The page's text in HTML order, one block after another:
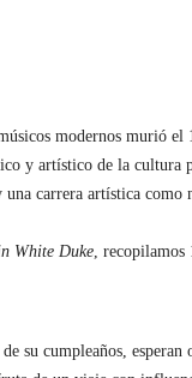
modernos murió
y artístico de la cultura
carrera artística como
White Duke, recopilamos
su cumpleaños,